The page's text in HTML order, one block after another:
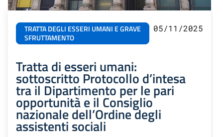
TRATTA DEGLI ESSERI UMANI E GRAVE
SFRUTTAMENTO
05/11/2025
Tratta di esseri umani:
sottoscritto Protocollo d’intesa
tra il Dipartimento per le pari
opportunità e il Consiglio
nazionale dell’Ordine degli
assistenti sociali